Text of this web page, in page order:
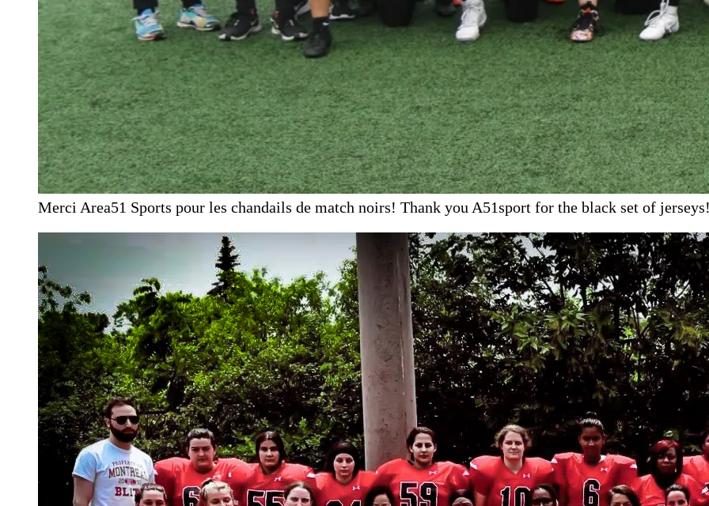
Merci Area51 Sports pour les chandails de match noirs! Thank you A51sport for the black set of